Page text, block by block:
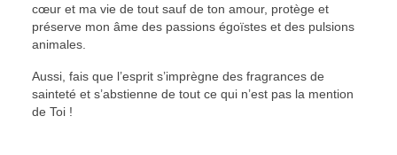
cœur et ma vie de tout sauf de ton amour, protège et
préserve mon âme des passions égoïstes et des pulsions
animales.
Aussi, fais que l’esprit s’imprègne des fragrances de
sainteté et s’abstienne de tout ce qui n’est pas la mention
de Toi !